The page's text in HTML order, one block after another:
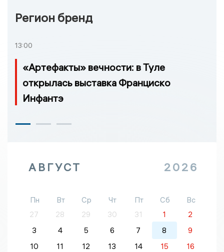
Регион бренд
13:00
«Артефакты» вечности: в Туле
открылась выставка Франциско
Инфантэ
АВГУСТ 2026
Пн Вт Ср Чт Пт Сб
Вс
27
28 29 30 31 1
2
3
4 5 6 7 8
9
10
11 12 13 14 15
16